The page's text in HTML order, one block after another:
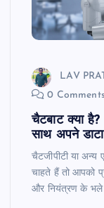
LAV
0 Comments
चैटबाट क्या
साथ अपने
चैटजीपीटी या
चाहते हैं तो आपको
और नियंत्रण के भले